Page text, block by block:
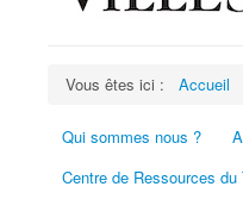
Vous êtes ici : Accueil
Qui sommes nous ?
Centre de Ressources du